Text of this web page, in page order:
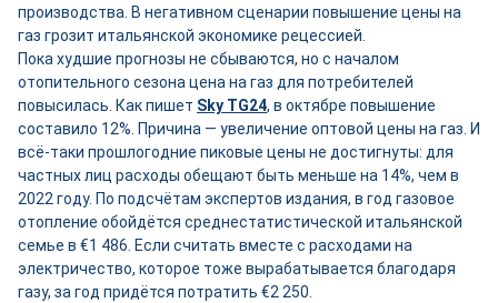
производства. В негативном сценарии повышение цены на
газ грозит итальянской экономике рецессией.
Пока худшие прогнозы не сбываются, но с началом
отопительного сезона цена на газ для потребителей
повысилась. Как пишет Sky TG24, в октябре повышение
составило 12%. Причина — увеличение оптовой цены на газ. И
всё-таки прошлогодние пиковые цены не достигнуты: для
частных лиц расходы обещают быть меньше на 14%, чем в
2022 году. По подсчётам экспертов издания, в год газовое
отопление обойдётся среднестатистической итальянской
семье в €1 486. Если считать вместе с расходами на
электричество, которое тоже вырабатывается благодаря
газу, за год придётся потратить €2 250.